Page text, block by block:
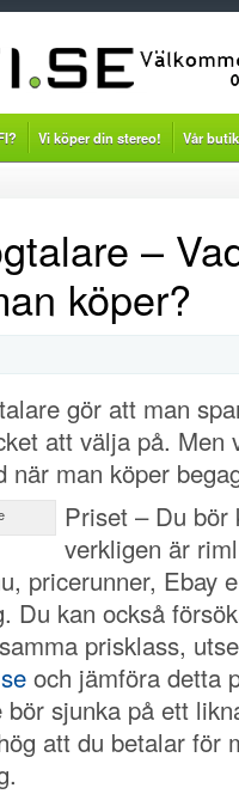
Vi köper din stereo! Vår butik
–
köper?
gör att man
att välja på. Men
när man köper
Priset – Du
verkligen är
pricerunner, Ebay
Du kan också
prisklass,
och jämföra detta
sjunka på ett
att du betalar för